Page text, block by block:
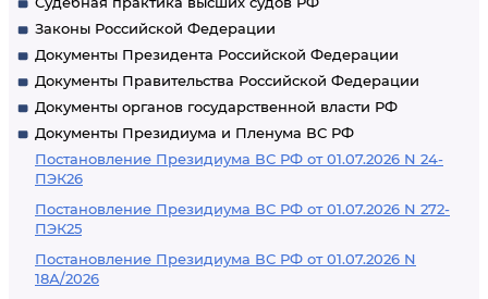
Законы Российской Федерации
Документы Президента Российской Федерации
Документы Правительства Российской Федерации
Документы органов государственной власти РФ
Документы Президиума и Пленума ВС РФ
Постановление Президиума ВС РФ от 01.07.2026 N 24-
ПЭК26
Постановление Президиума ВС РФ от 01.07.2026 N 272-
ПЭК25
Постановление Президиума ВС РФ от 01.07.2026 N
18А/2026